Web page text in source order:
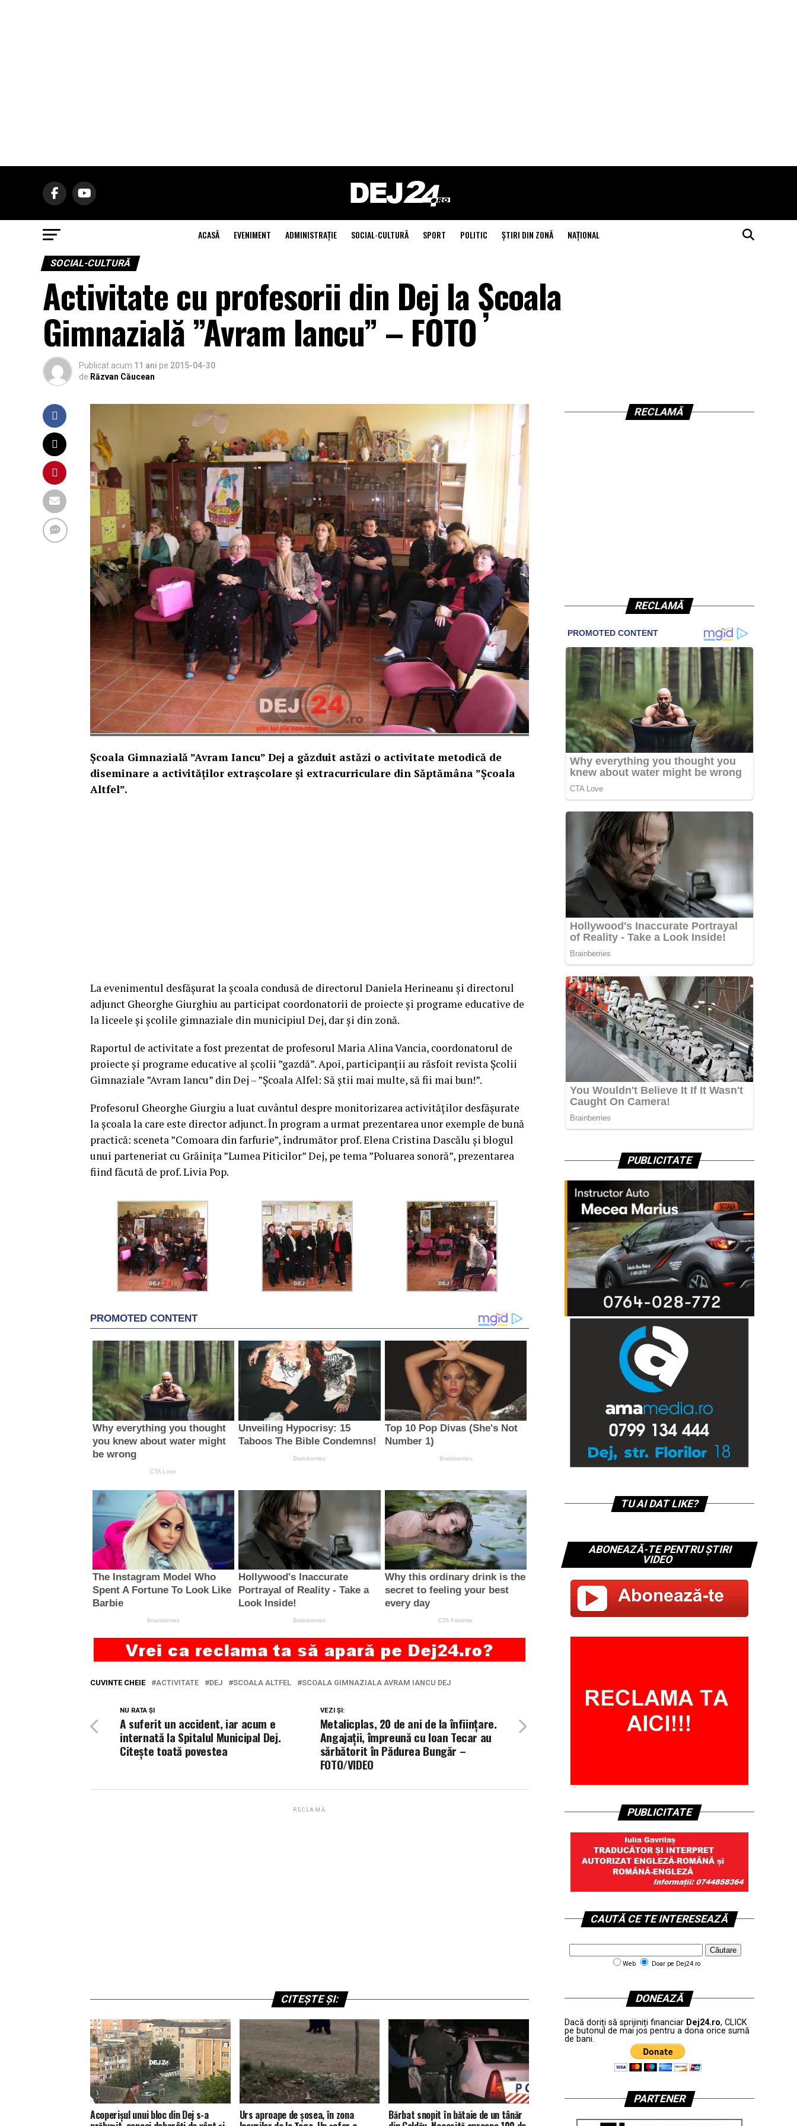
ACASĂ EVENIMENT ADMINISTRAŢIE SOCIAL-CULTURĂ SPORT POLITIC ŞTIRI DIN ZONĂ NAŢIONAL
SOCIAL-CULTURĂ
Activitate cu profesorii din Dej la Școala
Gimnazială ”Avram Iancu” – FOTO
Publicat acum 11 ani pe 2015-04-30
de Răzvan Căucean
Școala Gimnazială ”Avram Iancu” Dej a găzduit astăzi o activitate metodică de
diseminare a activităților extrașcolare și extracurriculare din Săptămâna ”Școala
Altfel”.
La evenimentul desfășurat la școala condusă de directorul Daniela Herineanu și directorul
adjunct Gheorghe Giurghiu au participat coordonatorii de proiecte și programe educative de
la liceele și școlile gimnaziale din municipiul Dej, dar și din zonă.
Raportul de activitate a fost prezentat de profesorul Maria Alina Vancia, coordonatorul de
proiecte și programe educative al școlii ”gazdă”. Apoi, participanții au răsfoit revista Școlii
Gimnaziale ”Avram Iancu” din Dej – ”Școala Alfel: Să știi mai multe, să fii mai bun!”.
Profesorul Gheorghe Giurgiu a luat cuvântul despre monitorizarea activităților desfășurate
la școala la care este director adjunct. În program a urmat prezentarea unor exemple de bună
practică: sceneta ”Comoara din farfurie”, îndrumător prof. Elena Cristina Dascălu și blogul
unui parteneriat cu Grăinița ”Lumea Piticilor” Dej, pe tema ”Poluarea sonoră”, prezentarea
fiind făcută de prof. Livia Pop.
CUVINTE CHEIE ACTIVITATE DEJ SCOALA ALTFEL SCOALA GIMNAZIALA AVRAM IANCU DEJ
VEZI ȘI:
Metalicplas, 20 de ani de la înființare.
Angajații, împreună cu Ioan Tecar au
sărbătorit în Pădurea Bungăr –
FOTO/VIDEO
NU RATA ȘI
A suferit un accident, iar acum e
internată la Spitalul Municipal Dej.
Citește toată povestea
RECLAMĂ
CITEȘTE ȘI:
Acoperișul unui bloc din Dej s-a Urs aproape de șosea, în zona Bărbat snopit în bătaie de un tânăr
RECLAMĂ
RECLAMĂ
PUBLICITATE
TU AI DAT LIKE?
ABONEAZĂ-TE PENTRU ȘTIRI
VIDEO
PUBLICITATE
CAUTĂ CE TE INTERESEAZĂ
Web Doar pe Dej24.ro
DONEAZĂ
Dacă doriți să sprijiniți financiar Dej24.ro, CLICK
pe butonul de mai jos pentru a dona orice sumă
de bani.
PARTENER